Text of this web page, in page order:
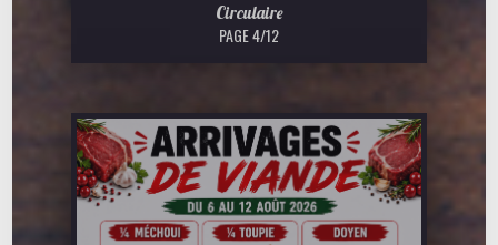
Circulaire
PAGE 4/12